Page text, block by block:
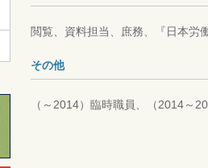
閲覧、資料担当、庶務、『日本労
その他
（～2014）臨時職員、（2014～